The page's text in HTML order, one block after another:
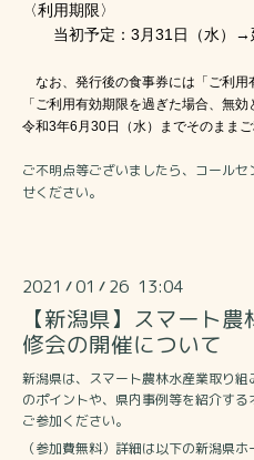
〈利用期限〉
当初予定： 3 月31 日（水）→
なお、発行後の食事券には「ご利用
「ご利用有効期限を過ぎた場合、無
令和3年6 月 30日（水）までそのまま
ご不明点等ございましたら、コール
せください。​
2021 /01 / 26 13:04
【新潟県】スマート
修会の開催について
新潟県は、スマート農林水産業取り
のポイントや、県内事例等を紹介す
ご参加ください。
（参加費無料）詳細は以下の新潟県